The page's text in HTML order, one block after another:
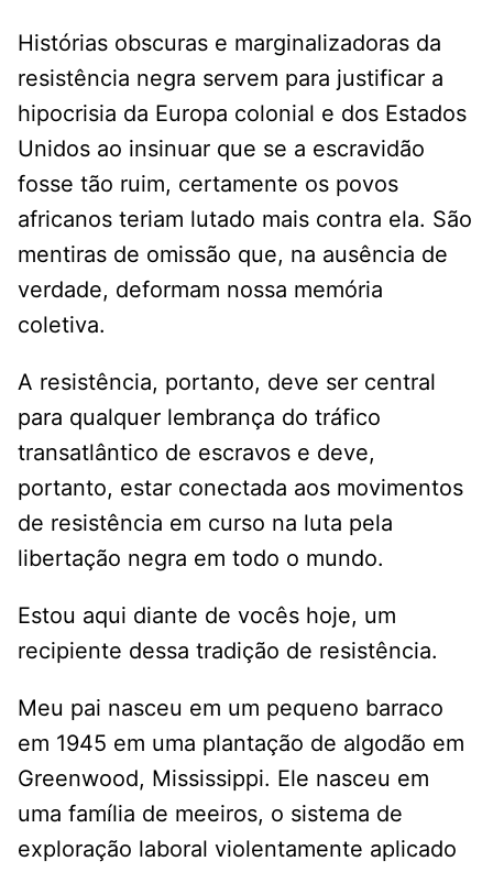
Histórias obscuras e marginalizadoras da
resistência negra servem para justificar a
hipocrisia da Europa colonial e dos Estados
Unidos ao insinuar que se a escravidão
fosse tão ruim, certamente os povos
africanos teriam lutado mais contra ela. São
mentiras de omissão que, na ausência de
verdade, deformam nossa memória
coletiva.
A resistência, portanto, deve ser central
para qualquer lembrança do tráfico
transatlântico de escravos e deve,
portanto, estar conectada aos movimentos
de resistência em curso na luta pela
libertação negra em todo o mundo.
Estou aqui diante de vocês hoje, um
recipiente dessa tradição de resistência.
Meu pai nasceu em um pequeno barraco
em 1945 em uma plantação de algodão em
Greenwood, Mississippi. Ele nasceu em
uma família de meeiros, o sistema de
exploração laboral violentamente aplicado